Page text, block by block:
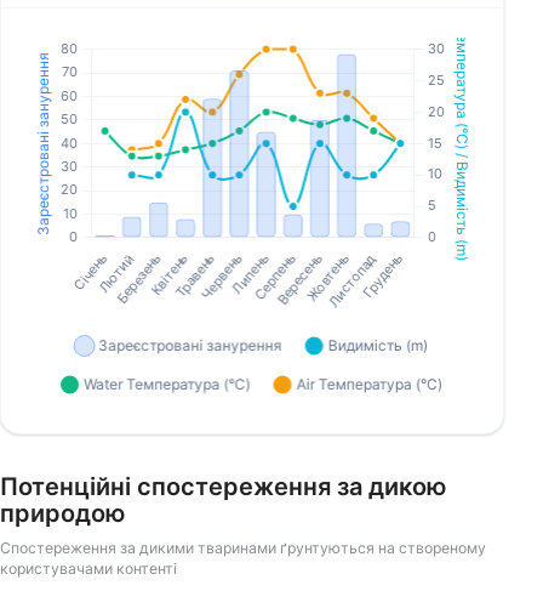
Потенційні спостереження за дикою
природою
Спостереження за дикими тваринами ґрунтуються на створеному
користувачами контенті